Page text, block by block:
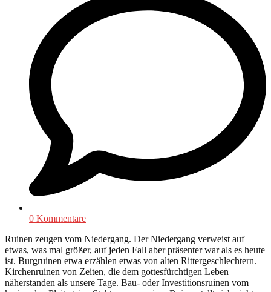
0 Kommentare
Ruinen zeugen vom Niedergang. Der Niedergang verweist auf
etwas, was mal größer, auf jeden Fall aber präsenter war als es heute
ist. Burgruinen etwa erzählen etwas von alten Rittergeschlechtern.
Kirchenruinen von Zeiten, die dem gottesfürchtigen Leben
näherstanden als unsere Tage. Bau- oder Investitionsruinen vom